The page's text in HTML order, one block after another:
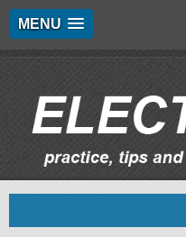
MENU